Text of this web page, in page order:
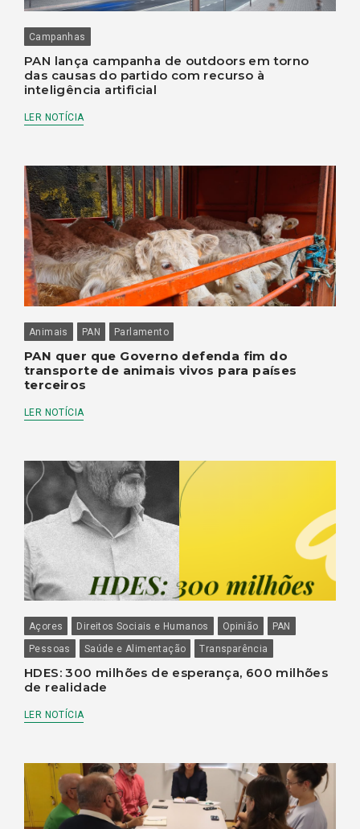
Campanhas
PAN lança campanha de outdoors em torno
das causas do partido com recurso à
inteligência artificial
LER NOTÍCIA
Animais PAN Parlamento
PAN quer que Governo defenda fim do
transporte de animais vivos para países
terceiros
LER NOTÍCIA
Açores Direitos Sociais e Humanos Opinião
PAN
Pessoas
Saúde e Alimentação Transparência
HDES: 300 milhões de esperança, 600 milhões
de realidade
LER NOTÍCIA